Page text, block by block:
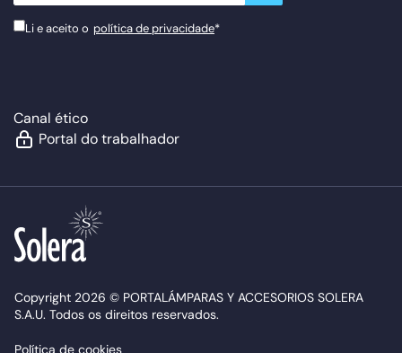
Li e aceito o política de privacidade*
Canal ético
Portal do trabalhador
Copyright 2026 © PORTALÁMPARAS Y ACCESORIOS SOLERA
S.A.U. Todos os direitos reservados.